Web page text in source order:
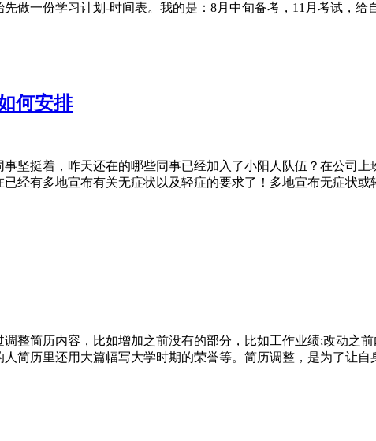
做一份学习计划-时间表。我的是：8月中旬备考，11月考试，给
何安排
坚挺着，昨天还在的哪些同事已经加入了小阳人队伍？在公司
经有多地宣布有关无症状以及轻症的要求了！多地宣布无症状
整简历内容，比如增加之前没有的部分，比如工作业绩;改动之
简历里还用大篇幅写大学时期的荣誉等。简历调整，是为了让